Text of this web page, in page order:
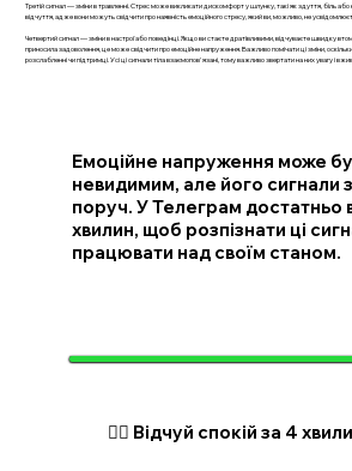
Третій сигнал — зміни в травленні. Стрес може викликати дискомфорт у шлунку, такі як здуття, біль або
відчуття, адже вони можуть свідчити про наявність емоційного стресу, який ви, можливо, не
Четвертий сигнал — зміни в настрої або поведінці. Якщо ви стаєте дратівливими, відчуваєте швидку
приносила задоволення, це може свідчити про емоційне напруження. Важливо помічати ці зміни,
розслабленні чи підтримці. Усі ці сигнали тіла взаємопов'язані, тому важливо звертати на них увагу і
Емоційне напруження може
невидимим, але його сигнали
поруч. У Телеграм достатньо
хвилин, щоб розпізнати ці
працювати над своїм станом.
🧘‍♂️ Відчуй спокій за 4